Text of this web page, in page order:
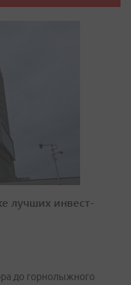
лучших инвест-
до горнолыжного